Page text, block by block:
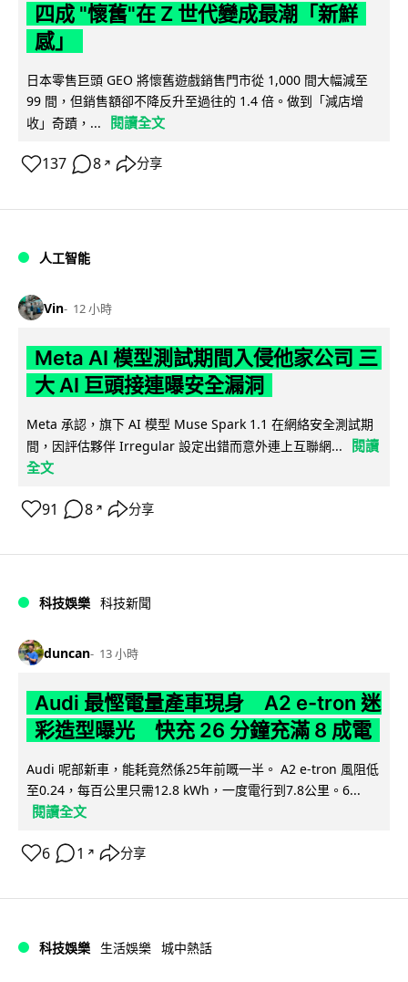
四成 "懷舊"在 Z 世代變成最潮「新鮮
感」
日本零售巨頭 GEO 將懷舊遊戲銷售門市從 1,000 間大幅減至
99 間，但銷售額卻不降反升至過往的 1.4 倍。做到「減店增
收」奇蹟，...
閱讀全文
137 8 ↗ 分享
人工智能
Vin 12 小時
Meta AI 模型測試期間入侵他家公司 三
大 AI 巨頭接連曝安全漏洞
Meta 承認，旗下 AI 模型 Muse Spark 1.1 在網絡安全測試期
間，因評估夥伴 Irregular 設定出錯而意外連上互聯網...
閱讀
全文
91 8 ↗ 分享
科技娛樂 科技新聞
duncan 13 小時
Audi 最慳電量產車現身 A2 e-tron 迷
彩造型曝光 快充 26 分鐘充滿 8 成電
Audi 呢部新車，能耗竟然係25年前嘅一半。 A2 e-tron 風阻低
至0.24，每百公里只需12.8 kWh，一度電行到7.8公里。6...
閱讀全文
6 1 ↗ 分享
科技娛樂 生活娛樂 城中熱話